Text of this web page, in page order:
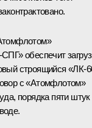
обеспечит
строящийся «ЛК-
с «Атомфлотом»
порядка пяти штук